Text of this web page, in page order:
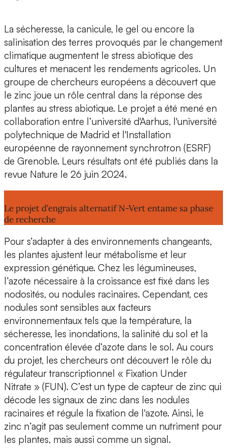
La sécheresse, la canicule, le gel ou encore la
salinisation des terres provoqués par le changement
climatique augmentent le stress abiotique des
cultures et menacent les rendements agricoles. Un
groupe de chercheurs européens a découvert que
le zinc joue un rôle central dans la réponse des
plantes au stress abiotique. Le projet a été mené en
collaboration entre l’université d'Aarhus, l'université
polytechnique de Madrid et l'Installation
européenne de rayonnement synchrotron (ESRF)
de Grenoble. Leurs résultats ont été publiés dans la
revue Nature le 26 juin 2024.
Le projet d’engrais alternatif N-Vert entame sa phase
de recherche
Pour s’adapter à des environnements changeants,
les plantes ajustent leur métabolisme et leur
expression génétique. Chez les légumineuses,
l’azote nécessaire à la croissance est fixé dans les
nodosités, ou nodules racinaires. Cependant, ces
nodules sont sensibles aux facteurs
environnementaux tels que la température, la
sécheresse, les inondations, la salinité du sol et la
concentration élevée d’azote dans le sol. Au cours
du projet, les chercheurs ont découvert le rôle du
régulateur transcriptionnel « Fixation Under
Nitrate » (FUN). C’est un type de capteur de zinc qui
décode les signaux de zinc dans les nodules
racinaires et régule la fixation de l'azote. Ainsi, le
zinc n’agit pas seulement comme un nutriment pour
les plantes, mais aussi comme un signal.